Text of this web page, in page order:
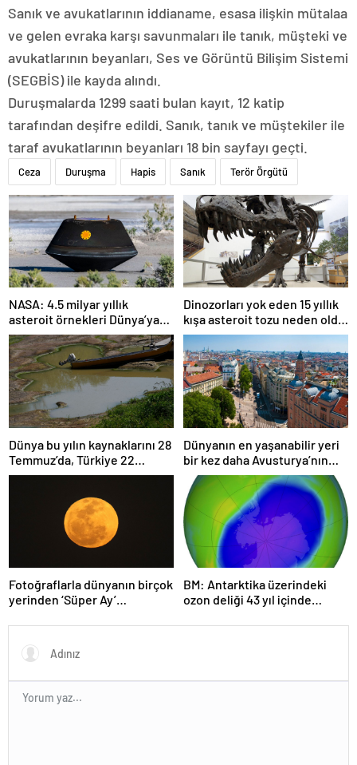
Sanık ve avukatlarının iddianame, esasa ilişkin mütalaa
ve gelen evraka karşı savunmaları ile tanık, müşteki ve
avukatlarının beyanları, Ses ve Görüntü Bilişim Sistemi
(SEGBİS) ile kayda alındı.
Duruşmalarda 1299 saati bulan kayıt, 12 katip
tarafından deşifre edildi. Sanık, tanık ve müştekiler ile
taraf avukatlarının beyanları 18 bin sayfayı geçti.
Ceza Duruşma Hapis Sanık Terör Örgütü
NASA: 4.5 milyar yıllık
asteroit örnekleri Dünya’ya
getirildi; yaşamın
başlangıcına ışık tutabilir
Dinozorları yok eden 15 yıllık
kışa asteroit tozu neden oldu
| Araştırma
Dünya bu yılın kaynaklarını 28
Temmuz’da, Türkiye 22
Haziran’da tüketti
Dünyanın en yaşanabilir yeri
bir kez daha Avusturya’nın
başkenti Viyana oldu
Fotoğraflarla dünyanın birçok
yerinden ‘Süper Ay’
BM: Antarktika üzerindeki
ozon deliği 43 yıl içinde